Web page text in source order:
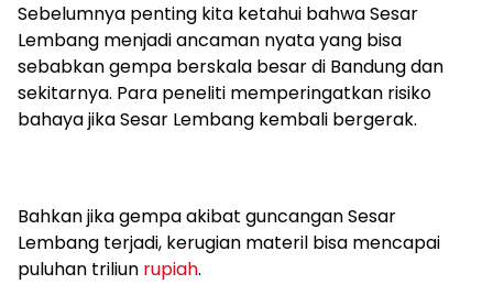
Sebelumnya penting kita ketahui bahwa Sesar
Lembang menjadi ancaman nyata yang bisa
sebabkan gempa berskala besar di Bandung dan
sekitarnya. Para peneliti memperingatkan risiko
bahaya jika Sesar Lembang kembali bergerak.
Bahkan jika gempa akibat guncangan Sesar
Lembang terjadi, kerugian materil bisa mencapai
puluhan triliun rupiah.